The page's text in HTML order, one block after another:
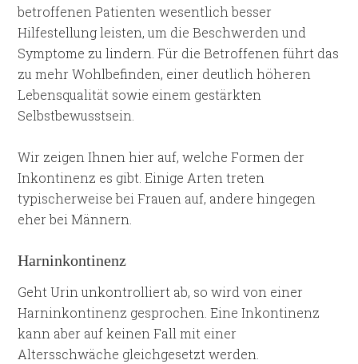
betroffenen Patienten wesentlich besser
Hilfestellung leisten, um die Beschwerden und
Symptome zu lindern. Für die Betroffenen führt das
zu mehr Wohlbefinden, einer deutlich höheren
Lebensqualität sowie einem gestärkten
Selbstbewusstsein.
Wir zeigen Ihnen hier auf, welche Formen der
Inkontinenz es gibt. Einige Arten treten
typischerweise bei Frauen auf, andere hingegen
eher bei Männern.
Harninkontinenz
Geht Urin unkontrolliert ab, so wird von einer
Harninkontinenz gesprochen. Eine Inkontinenz
kann aber auf keinen Fall mit einer
Altersschwäche gleichgesetzt werden.